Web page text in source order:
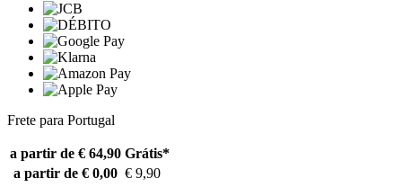
Frete para Portugal
a partir de € 64,90 Grátis*
a partir de € 0,00 € 9,90